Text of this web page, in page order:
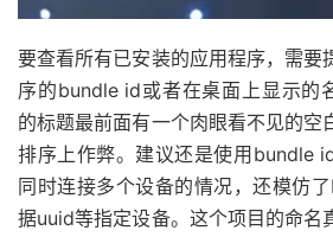
要查看所有已安装的应用程序，需要
序的bundle id或者在桌面上显示的
的标题最前面有一个肉眼看不见的空
排序上作弊。建议还是使用bundle
同时连接多个设备的情况，还模仿
据uuid等指定设备。这个项目的命名